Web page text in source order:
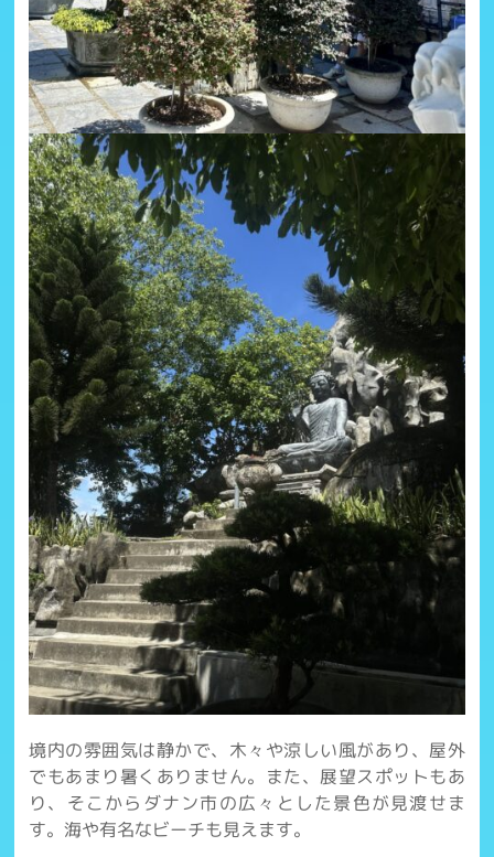
境内の雰囲気は静かで、木々や涼しい風があり、屋外
でもあまり暑くありません。また、展望スポットもあ
り、そこからダナン市の広々とした景色が見渡せま
す。海や有名なビーチも見えます。